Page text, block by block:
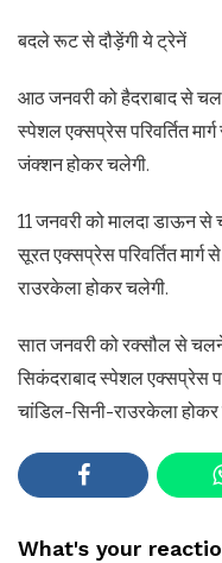
बदले रूट से दौड़ेंगी ये ट्रेनें
आठ जनवरी को हैदराबाद से
स्पेशल एक्सप्रेस परिवर्तित
जंक्शन होकर चलेगी.
11 जनवरी को मालदा डाऊन
सूरत एक्सप्रेस परिवर्तित
राउरकेला होकर चलेगी.
सात जनवरी को रक्सौल से
सिकंदराबाद स्पेशल एक्सप्रेस
चांडिल-सिनी-राउरकेला
What's your